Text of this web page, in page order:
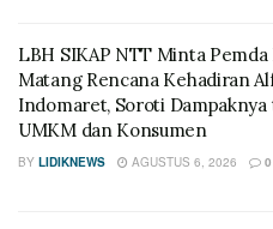
LBH SIKAP NTT Minta
Matang Rencana Kehadiran
Indomaret, Soroti Dampaknya
UMKM dan Konsumen
BY LIDIKNEWS AGUSTUS 6, 2026 0